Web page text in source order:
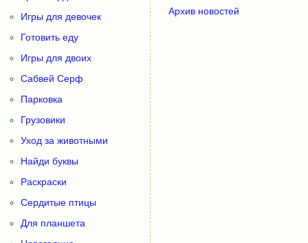
Игры для девочек
Готовить еду
Игры для двоих
Сабвей Серф
Парковка
Грузовики
Уход за животными
Найди буквы
Раскраски
Сердитые птицы
Для планшета
Архив новостей